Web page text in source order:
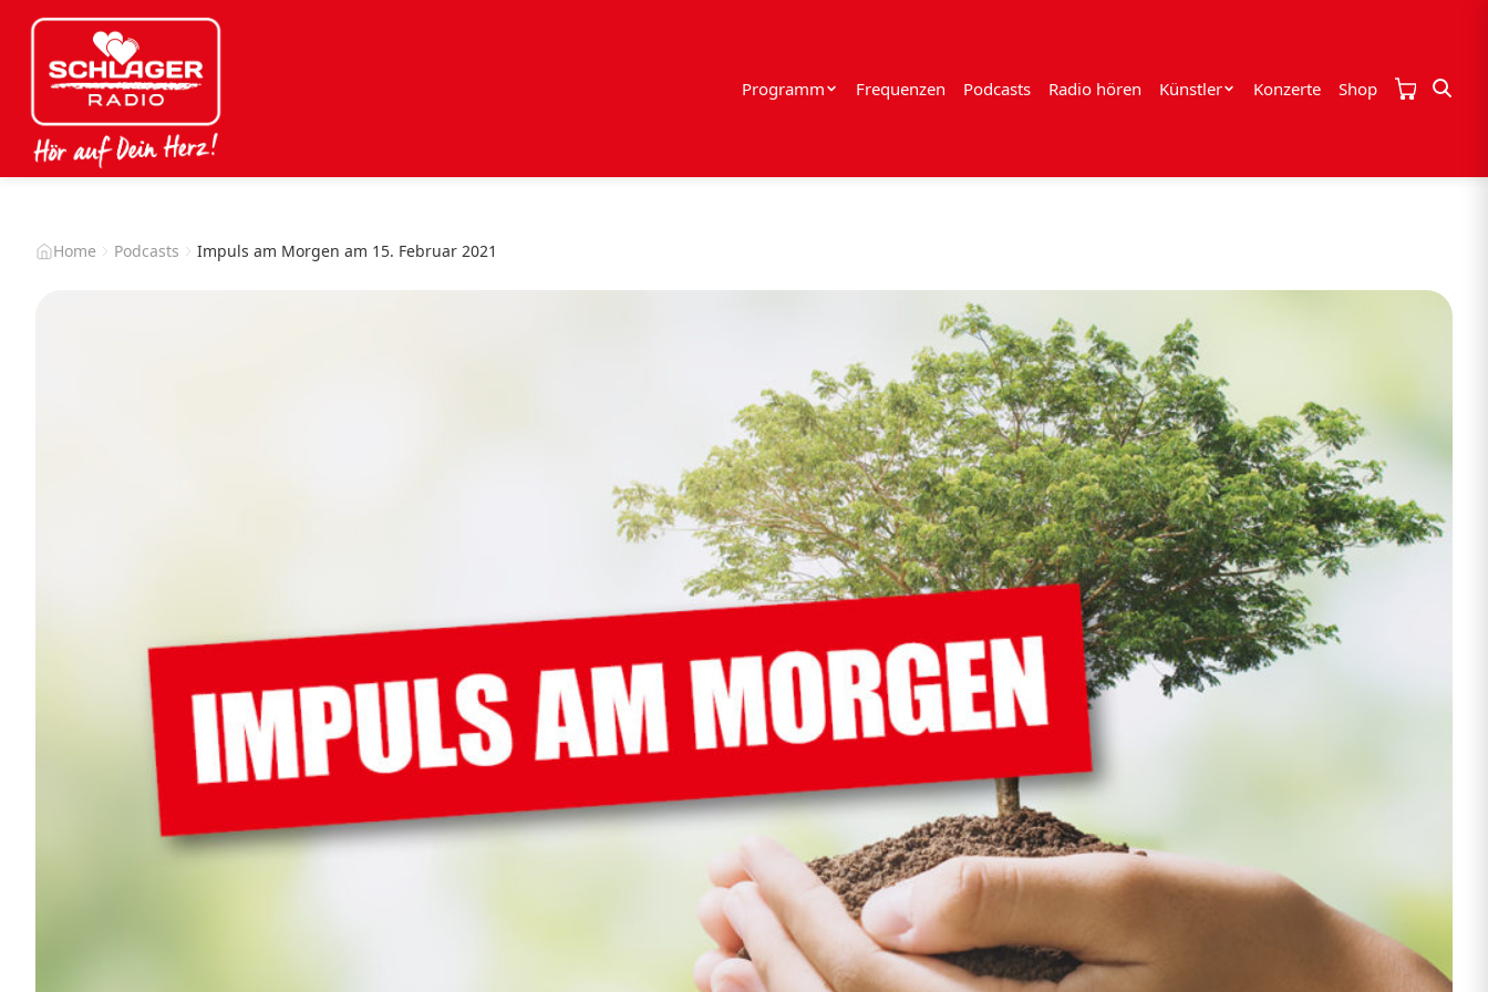
Programm Frequenzen Podcasts Radio hören Künstler Konzerte Shop
Home Podcasts Impuls am Morgen am 15. Februar 2021